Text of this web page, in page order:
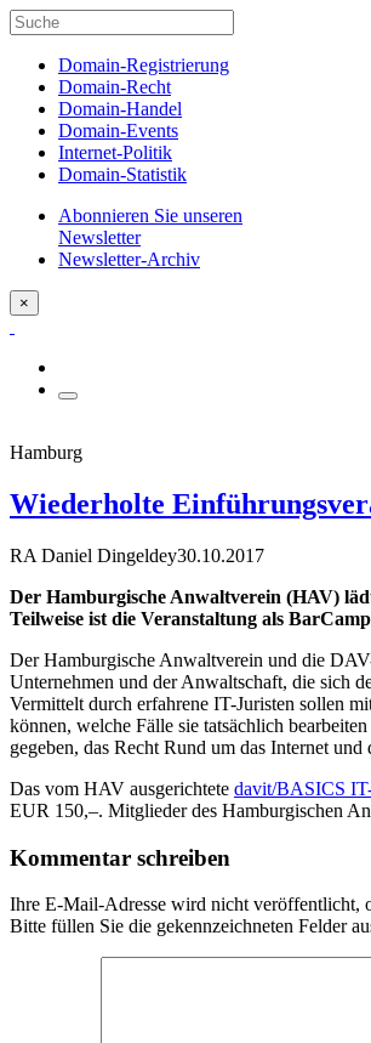
Domain-Registrierung
Domain-Recht
Domain-Handel
Domain-Events
Internet-Politik
Domain-Statistik
Abonnieren Sie unseren
Newsletter
Newsletter-Archiv
×
Hamburg
Wiederholte
RA Daniel Dingeldey30.10.2017
Der Hamburgische Anwaltverein (HAV)
Teilweise ist die Veranstaltung als
Der Hamburgische Anwaltverein und die
Unternehmen und der Anwaltschaft, die sich
Vermittelt durch erfahrene IT-Juristen sollen
können, welche Fälle sie tatsächlich
gegeben, das Recht Rund um das Internet
Das vom HAV ausgerichtete davit/BASICS
EUR 150,–. Mitglieder des Hamburgischen
Kommentar schreiben
Ihre E-Mail-Adresse wird nicht veröffentlicht,
Bitte füllen Sie die gekennzeichneten Felder